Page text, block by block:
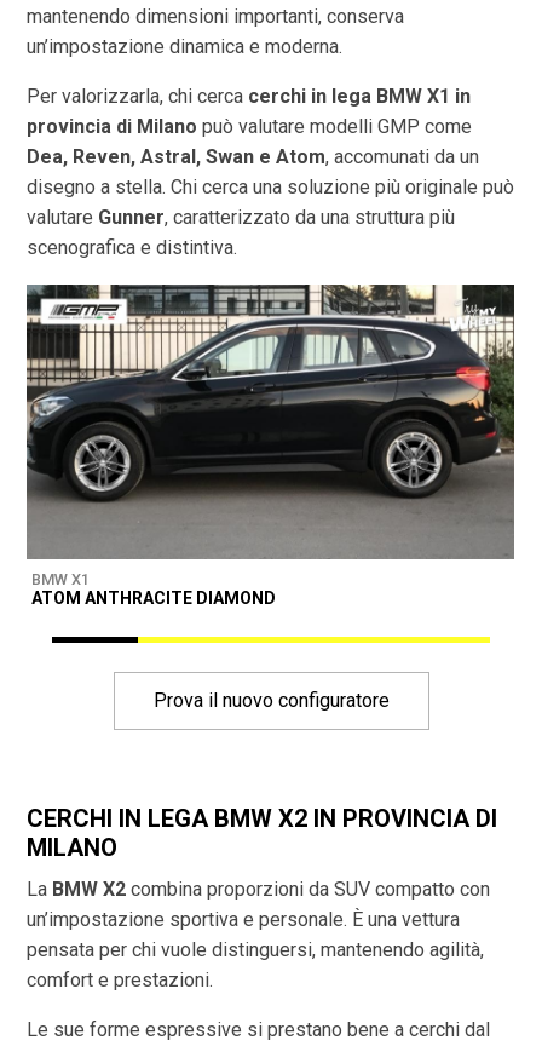
mantenendo dimensioni importanti, conserva
un’impostazione dinamica e moderna.
Per valorizzarla, chi cerca cerchi in lega BMW X1 in
provincia di Milano può valutare modelli GMP come
Dea, Reven, Astral, Swan e Atom, accomunati da un
disegno a stella. Chi cerca una soluzione più originale può
valutare Gunner, caratterizzato da una struttura più
scenografica e distintiva.
BMW X1
ATOM ANTHRACITE DIAMOND
Prova il nuovo configuratore
CERCHI IN LEGA BMW X2 IN PROVINCIA DI
MILANO
La BMW X2 combina proporzioni da SUV compatto con
un’impostazione sportiva e personale. È una vettura
pensata per chi vuole distinguersi, mantenendo agilità,
comfort e prestazioni.
Le sue forme espressive si prestano bene a cerchi dal